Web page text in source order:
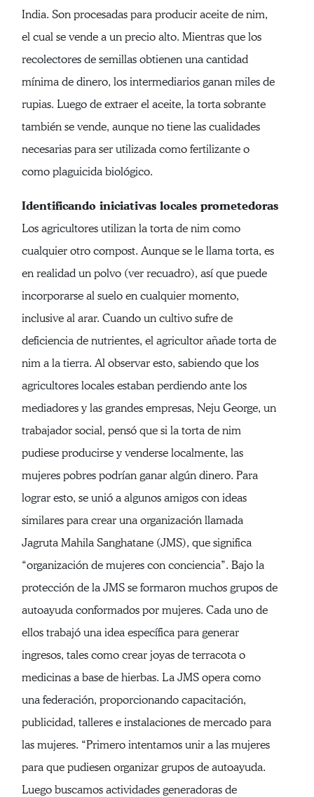
India. Son procesadas para producir aceite de nim,
el cual se vende a un precio alto. Mientras que los
recolectores de semillas obtienen una cantidad
mínima de dinero, los intermediarios ganan miles de
rupias. Luego de extraer el aceite, la torta sobrante
también se vende, aunque no tiene las cualidades
necesarias para ser utilizada como fertilizante o
como plaguicida biológico.
Identificando iniciativas locales prometedoras
Los agricultores utilizan la torta de nim como
cualquier otro compost. Aunque se le llama torta, es
en realidad un polvo (ver recuadro), así que puede
incorporarse al suelo en cualquier momento,
inclusive al arar. Cuando un cultivo sufre de
deficiencia de nutrientes, el agricultor añade torta de
nim a la tierra. Al observar esto, sabiendo que los
agricultores locales estaban perdiendo ante los
mediadores y las grandes empresas, Neju George, un
trabajador social, pensó que si la torta de nim
pudiese producirse y venderse localmente, las
mujeres pobres podrían ganar algún dinero. Para
lograr esto, se unió a algunos amigos con ideas
similares para crear una organización llamada
Jagruta Mahila Sanghatane (JMS), que significa
“organización de mujeres con conciencia”. Bajo la
protección de la JMS se formaron muchos grupos de
autoayuda conformados por mujeres. Cada uno de
ellos trabajó una idea específica para generar
ingresos, tales como crear joyas de terracota o
medicinas a base de hierbas. La JMS opera como
una federación, proporcionando capacitación,
publicidad, talleres e instalaciones de mercado para
las mujeres. “Primero intentamos unir a las mujeres
para que pudiesen organizar grupos de autoayuda.
Luego buscamos actividades generadoras de